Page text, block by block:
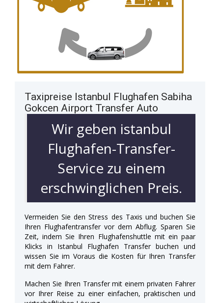
Taxipreise Istanbul Flughafen Sabiha
Gokcen Airport Transfer Auto
Wir geben istanbul
Flughafen-Transfer-
Service zu einem
erschwinglichen Preis.
Vermeiden Sie den Stress des Taxis und buchen Sie
Ihren Flughafentransfer vor dem Abflug. Sparen Sie
Zeit, indem Sie Ihren Flughafenshuttle mit ein paar
Klicks in Istanbul Flughafen Transfer buchen und
wissen Sie im Voraus die Kosten für Ihren Transfer
mit dem Fahrer.
Machen Sie Ihren Transfer mit einem privaten Fahrer
vor Ihrer Reise zu einer einfachen, praktischen und